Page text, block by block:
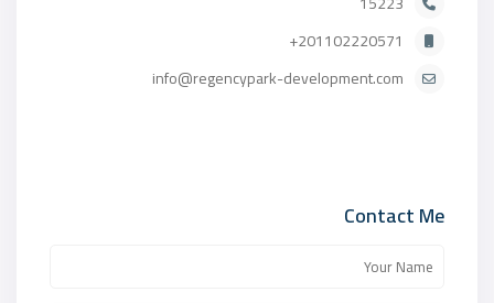
201102220571+
info@regencypark-development.com
Contact Me